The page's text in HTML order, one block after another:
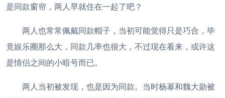
是同款窗帘，两人早就住在一起了吧？
两人也常常佩戴同款帽子，当初可能觉得只是巧合，毕
竟娱乐圈那么大，同款几率也很大，不过现在看来，或许这
是情侣之间的小暗号而已。
两人当初被发现，也是因为同款。当时杨幂和魏大勋被